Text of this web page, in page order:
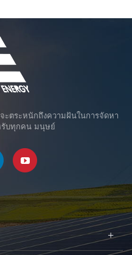
ตระหนักถึงความฝันในการจัดหา
รับทุกคน มนุษย์